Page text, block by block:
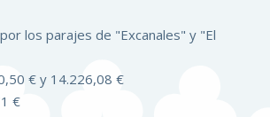
los parajes de "Excanales" y "El
€ y 14.226,08 €
€